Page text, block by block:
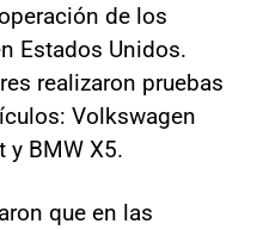
de los
Estados Unidos.
realizaron pruebas
Volkswagen
y BMW X5.
que en las